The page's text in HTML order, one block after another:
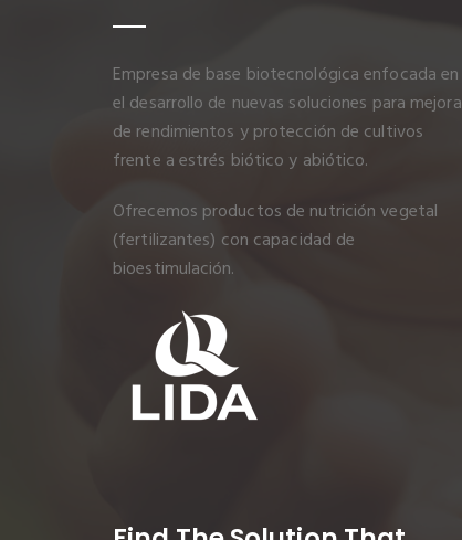
Empresa de base biotecnológica enfocada en
el desarrollo de nuevas soluciones para mejora
de rendimientos y protección de cultivos
frente a estrés biótico y abiótico.
Ofrecemos productos de nutrición vegetal
(fertilizantes) con capacidad de
bioestimulación.